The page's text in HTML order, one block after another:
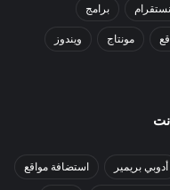
برامج
مونتاج ويندوز
أدوبي بريمير استضافة مواقع